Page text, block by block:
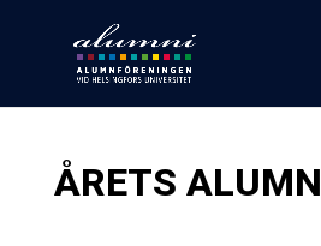
ÅRETS ALUMN